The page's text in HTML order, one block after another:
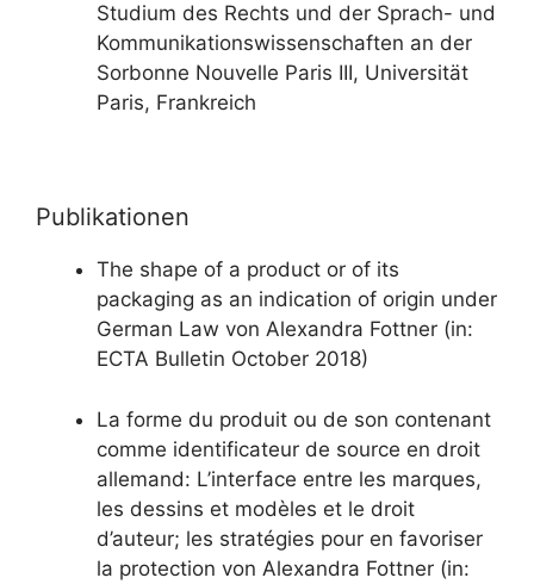
Studium des Rechts und der Sprach- und
Kommunikationswissenschaften an der
Sorbonne Nouvelle Paris III, Universität
Paris, Frankreich
Publikationen
The shape of a product or of its
packaging as an indication of origin under
German Law von Alexandra Fottner (in:
ECTA Bulletin October 2018)
La forme du produit ou de son contenant
comme identificateur de source en droit
allemand: L’interface entre les marques,
les dessins et modèles et le droit
d’auteur; les stratégies pour en favoriser
la protection von Alexandra Fottner (in: